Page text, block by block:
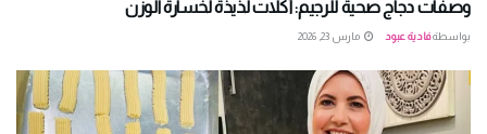
وصفات دجاج صحية للرجيم: أكلات لذيذة لخسارة الوزن
بواسطةفادية عبود مارس 23, 2026